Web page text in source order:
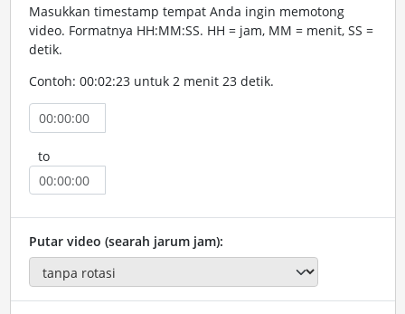
Masukkan timestamp tempat Anda ingin memotong
video. Formatnya HH:MM:SS. HH = jam, MM = menit, SS =
detik.
Contoh: 00:02:23 untuk 2 menit 23 detik.
to
Putar video (searah jarum jam):